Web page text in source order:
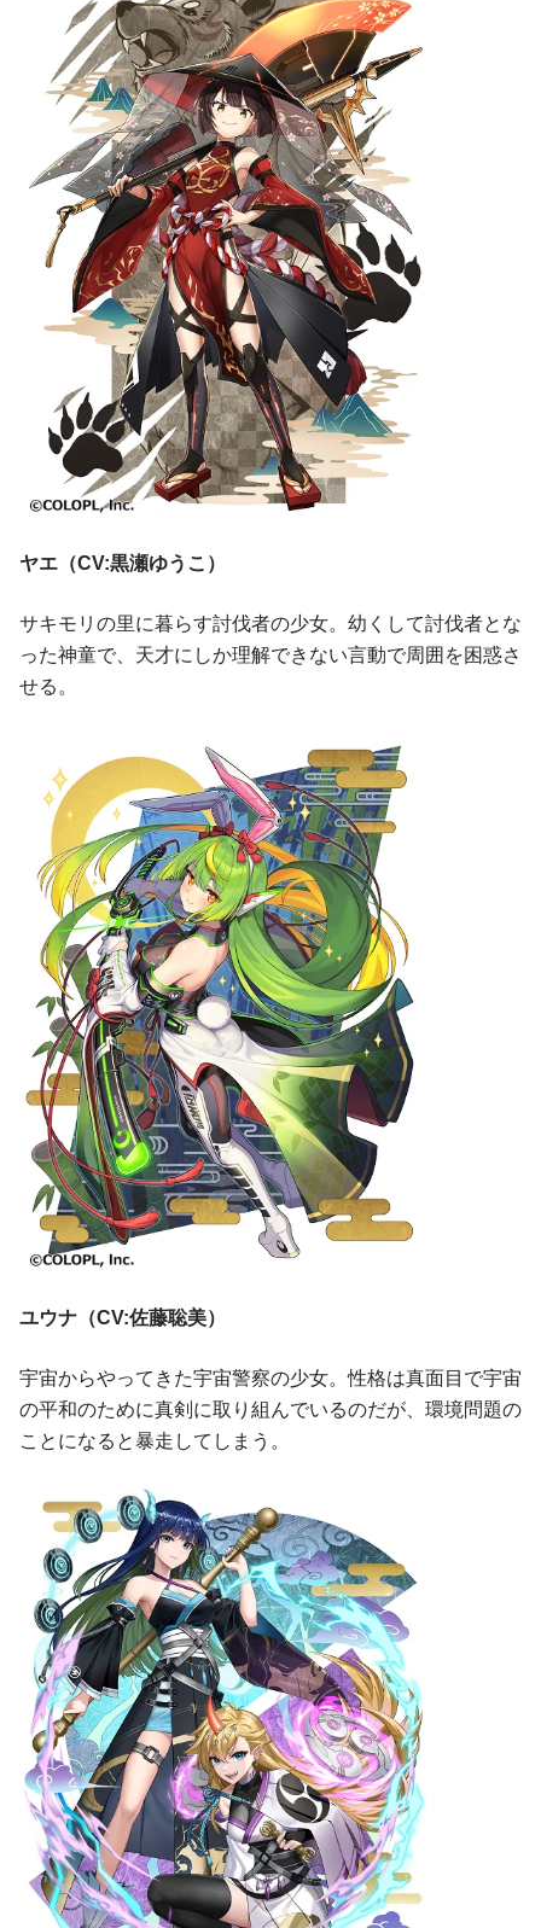
ヤエ（CV:黒瀬ゆうこ）
サキモリの里に暮らす討伐者の少女。幼くして討伐者とな
った神童で、天才にしか理解できない言動で周囲を困惑さ
せる。
ユウナ（CV:佐藤聡美）
宇宙からやってきた宇宙警察の少女。性格は真面目で宇宙
の平和のために真剣に取り組んでいるのだが、環境問題の
ことになると暴走してしまう。